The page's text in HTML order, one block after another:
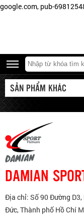
google.com, pub-
SẢN PHẨM KHÁC
DAMIAN
Địa chỉ: Số 90 Đường D3,
Đức, Thành phố Hồ Chí